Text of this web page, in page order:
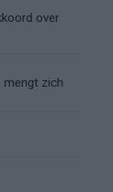
over
mengt zich